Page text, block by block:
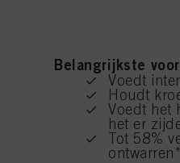
Belangrijkste
Voedt
Houdt
Voedt het
het er
Tot 58%